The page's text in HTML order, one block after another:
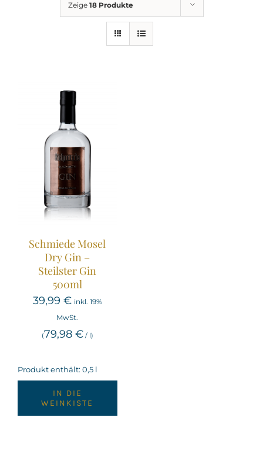
Zeige 18 Produkte
Schmiede Mosel
Dry Gin –
Steilster Gin
500ml
39,99 € inkl. 19%
MwSt.
(79,98 €/ l)
Produkt enthält: 0,5 l
IN DIE
WEINKISTE